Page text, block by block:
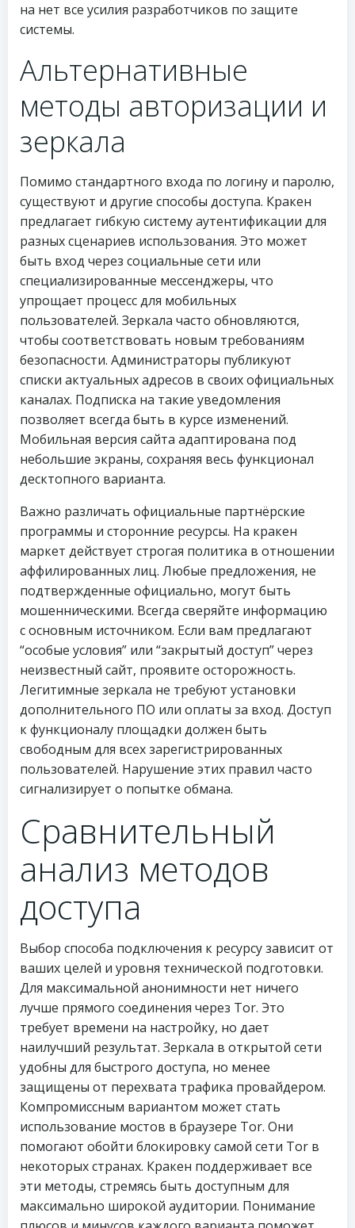
на нет все усилия разработчиков по защите
системы.
Альтернативные
методы авторизации и
зеркала
Помимо стандартного входа по логину и паролю,
существуют и другие способы доступа. Кракен
предлагает гибкую систему аутентификации для
разных сценариев использования. Это может
быть вход через социальные сети или
специализированные мессенджеры, что
упрощает процесс для мобильных
пользователей. Зеркала часто обновляются,
чтобы соответствовать новым требованиям
безопасности. Администраторы публикуют
списки актуальных адресов в своих официальных
каналах. Подписка на такие уведомления
позволяет всегда быть в курсе изменений.
Мобильная версия сайта адаптирована под
небольшие экраны, сохраняя весь функционал
десктопного варианта.
Важно различать официальные партнёрские
программы и сторонние ресурсы. На кракен
маркет действует строгая политика в отношении
аффилированных лиц. Любые предложения, не
подтвержденные официально, могут быть
мошенническими. Всегда сверяйте информацию
с основным источником. Если вам предлагают
“особые условия” или “закрытый доступ” через
неизвестный сайт, проявите осторожность.
Легитимные зеркала не требуют установки
дополнительного ПО или оплаты за вход. Доступ
к функционалу площадки должен быть
свободным для всех зарегистрированных
пользователей. Нарушение этих правил часто
сигнализирует о попытке обмана.
Сравнительный
анализ методов
доступа
Выбор способа подключения к ресурсу зависит от
ваших целей и уровня технической подготовки.
Для максимальной анонимности нет ничего
лучше прямого соединения через Tor. Это
требует времени на настройку, но дает
наилучший результат. Зеркала в открытой сети
удобны для быстрого доступа, но менее
защищены от перехвата трафика провайдером.
Компромиссным вариантом может стать
использование мостов в браузере Tor. Они
помогают обойти блокировку самой сети Tor в
некоторых странах. Кракен поддерживает все
эти методы, стремясь быть доступным для
максимально широкой аудитории. Понимание